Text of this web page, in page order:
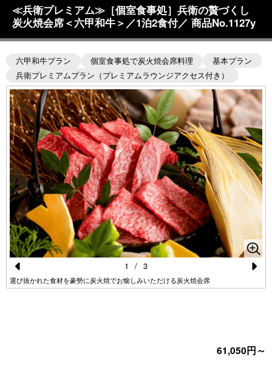
≪兵衛プレミアム≫［個室食事処］兵衛の贅づくし
炭火焼会席＜六甲和牛＞／1泊2食付／ 商品No.1127y
六甲和牛プラン 個室食事処で炭火焼会席料理
基本プラン
兵衛プレミアムプラン（プレミアムラウンジアクセス付き）
Pr
選び抜かれた食材を豪勢に炭火焼でお愉しみいただける炭火焼会席
1 / 3
61,050円～